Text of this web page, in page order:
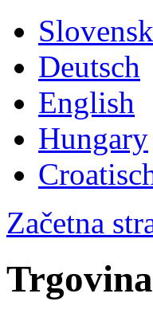
Deutsch
English
Hungary
Začetna